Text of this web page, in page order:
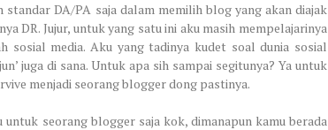
standar DA/PA saja dalam memilih blog yang akan diajak
DR. Jujur, untuk yang satu ini aku masih mempelajarinya
sosial media. Aku yang tadinya kudet soal dunia sosial
juga di sana. Untuk apa sih sampai segitunya? Ya untuk
menjadi seorang blogger dong pastinya.
seorang blogger saja kok, dimanapun kamu berada